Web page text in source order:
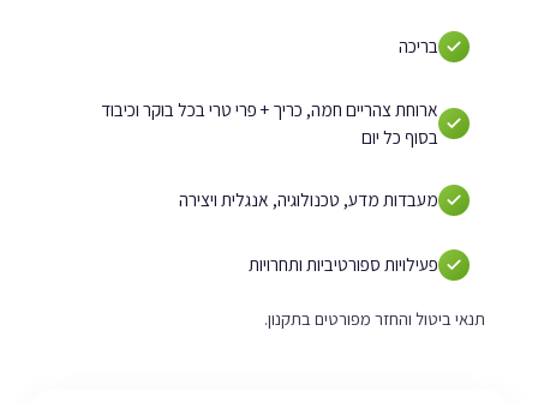
בריכה
ארוחת צהריים חמה, כריך + פרי טרי בכל בוקר וכיבוד
בסוף כל יום
מעבדות מדע, טכנולוגיה, אנגלית ויצירה
פעילויות ספורטיביות ותחרויות
תנאי ביטול והחזר מפורטים בתקנון.